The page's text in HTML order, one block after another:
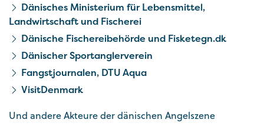
Dänisches Ministerium für Lebensmittel,
Landwirtschaft und Fischerei
Dänische Fischereibehörde und Fisketegn.dk
Dänischer Sportanglerverein
Fangstjournalen, DTU Aqua
VisitDenmark
Und andere Akteure der dänischen Angelszene